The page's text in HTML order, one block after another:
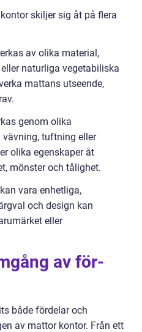
skiljer sig åt på flera
av olika material,
naturliga vegetabiliska
mattans utseende,
genom olika
vävning, tuftning eller
olika egenskaper åt
mönster och tålighet.
vara enhetliga,
och design kan
eller
av för-
både fördelar och
av mattor kontor. Från ett